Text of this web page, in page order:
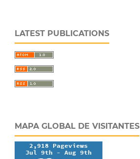
LATEST PUBLICATIONS
MAPA GLOBAL DE VISITANTES